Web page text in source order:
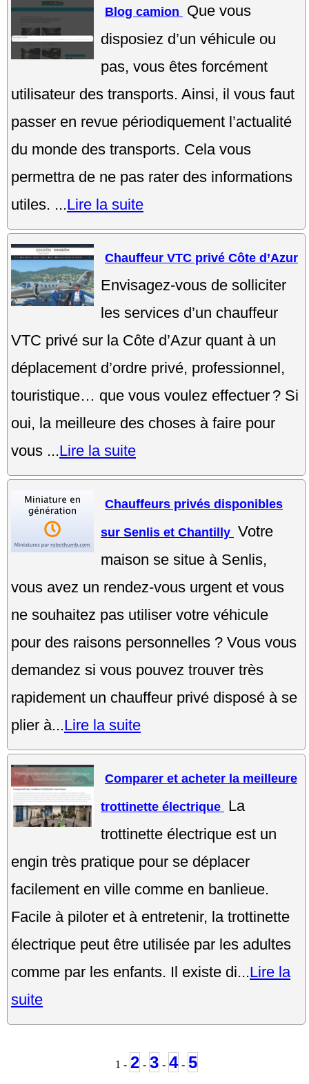
Blog camion
Que vous
disposiez d’un véhicule ou
pas, vous êtes forcément
utilisateur des transports. Ainsi, il vous faut
passer en revue périodiquement l’actualité
du monde des transports. Cela vous
permettra de ne pas rater des informations
utiles. ...Lire la suite
Chauffeur VTC privé Côte d’Azur
Envisagez-vous de solliciter
les services d’un chauffeur
VTC privé sur la Côte d’Azur quant à un
déplacement d’ordre privé, professionnel,
touristique… que vous voulez effectuer ? Si
oui, la meilleure des choses à faire pour
vous ...Lire la suite
Chauffeurs privés disponibles
sur Senlis et Chantilly Votre
maison se situe à Senlis,
vous avez un rendez-vous urgent et vous
ne souhaitez pas utiliser votre véhicule
pour des raisons personnelles ? Vous vous
demandez si vous pouvez trouver très
rapidement un chauffeur privé disposé à se
plier à...Lire la suite
Comparer et acheter la meilleure
trottinette électrique La
trottinette électrique est un
engin très pratique pour se déplacer
facilement en ville comme en banlieue.
Facile à piloter et à entretenir, la trottinette
électrique peut être utilisée par les adultes
comme par les enfants. Il existe di...Lire la
suite
1 - 2 - 3 - 4- 5